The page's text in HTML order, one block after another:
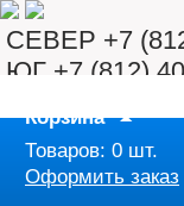
СЕВЕР +7
ЮГ +7 (812)
Корзина
Товаров: 0 шт.
Оформить заказ